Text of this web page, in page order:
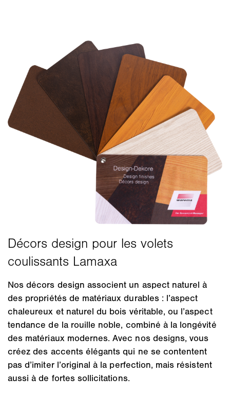
Nos décors design associent un aspect naturel à
des propriétés de matériaux durables : l’aspect
chaleureux et naturel du bois véritable, ou l’aspect
tendance de la rouille noble, combiné à la longévité
des matériaux modernes. Avec nos designs, vous
créez des accents élégants qui ne se contentent
pas d’imiter l’original à la perfection, mais résistent
aussi à de fortes sollicitations.